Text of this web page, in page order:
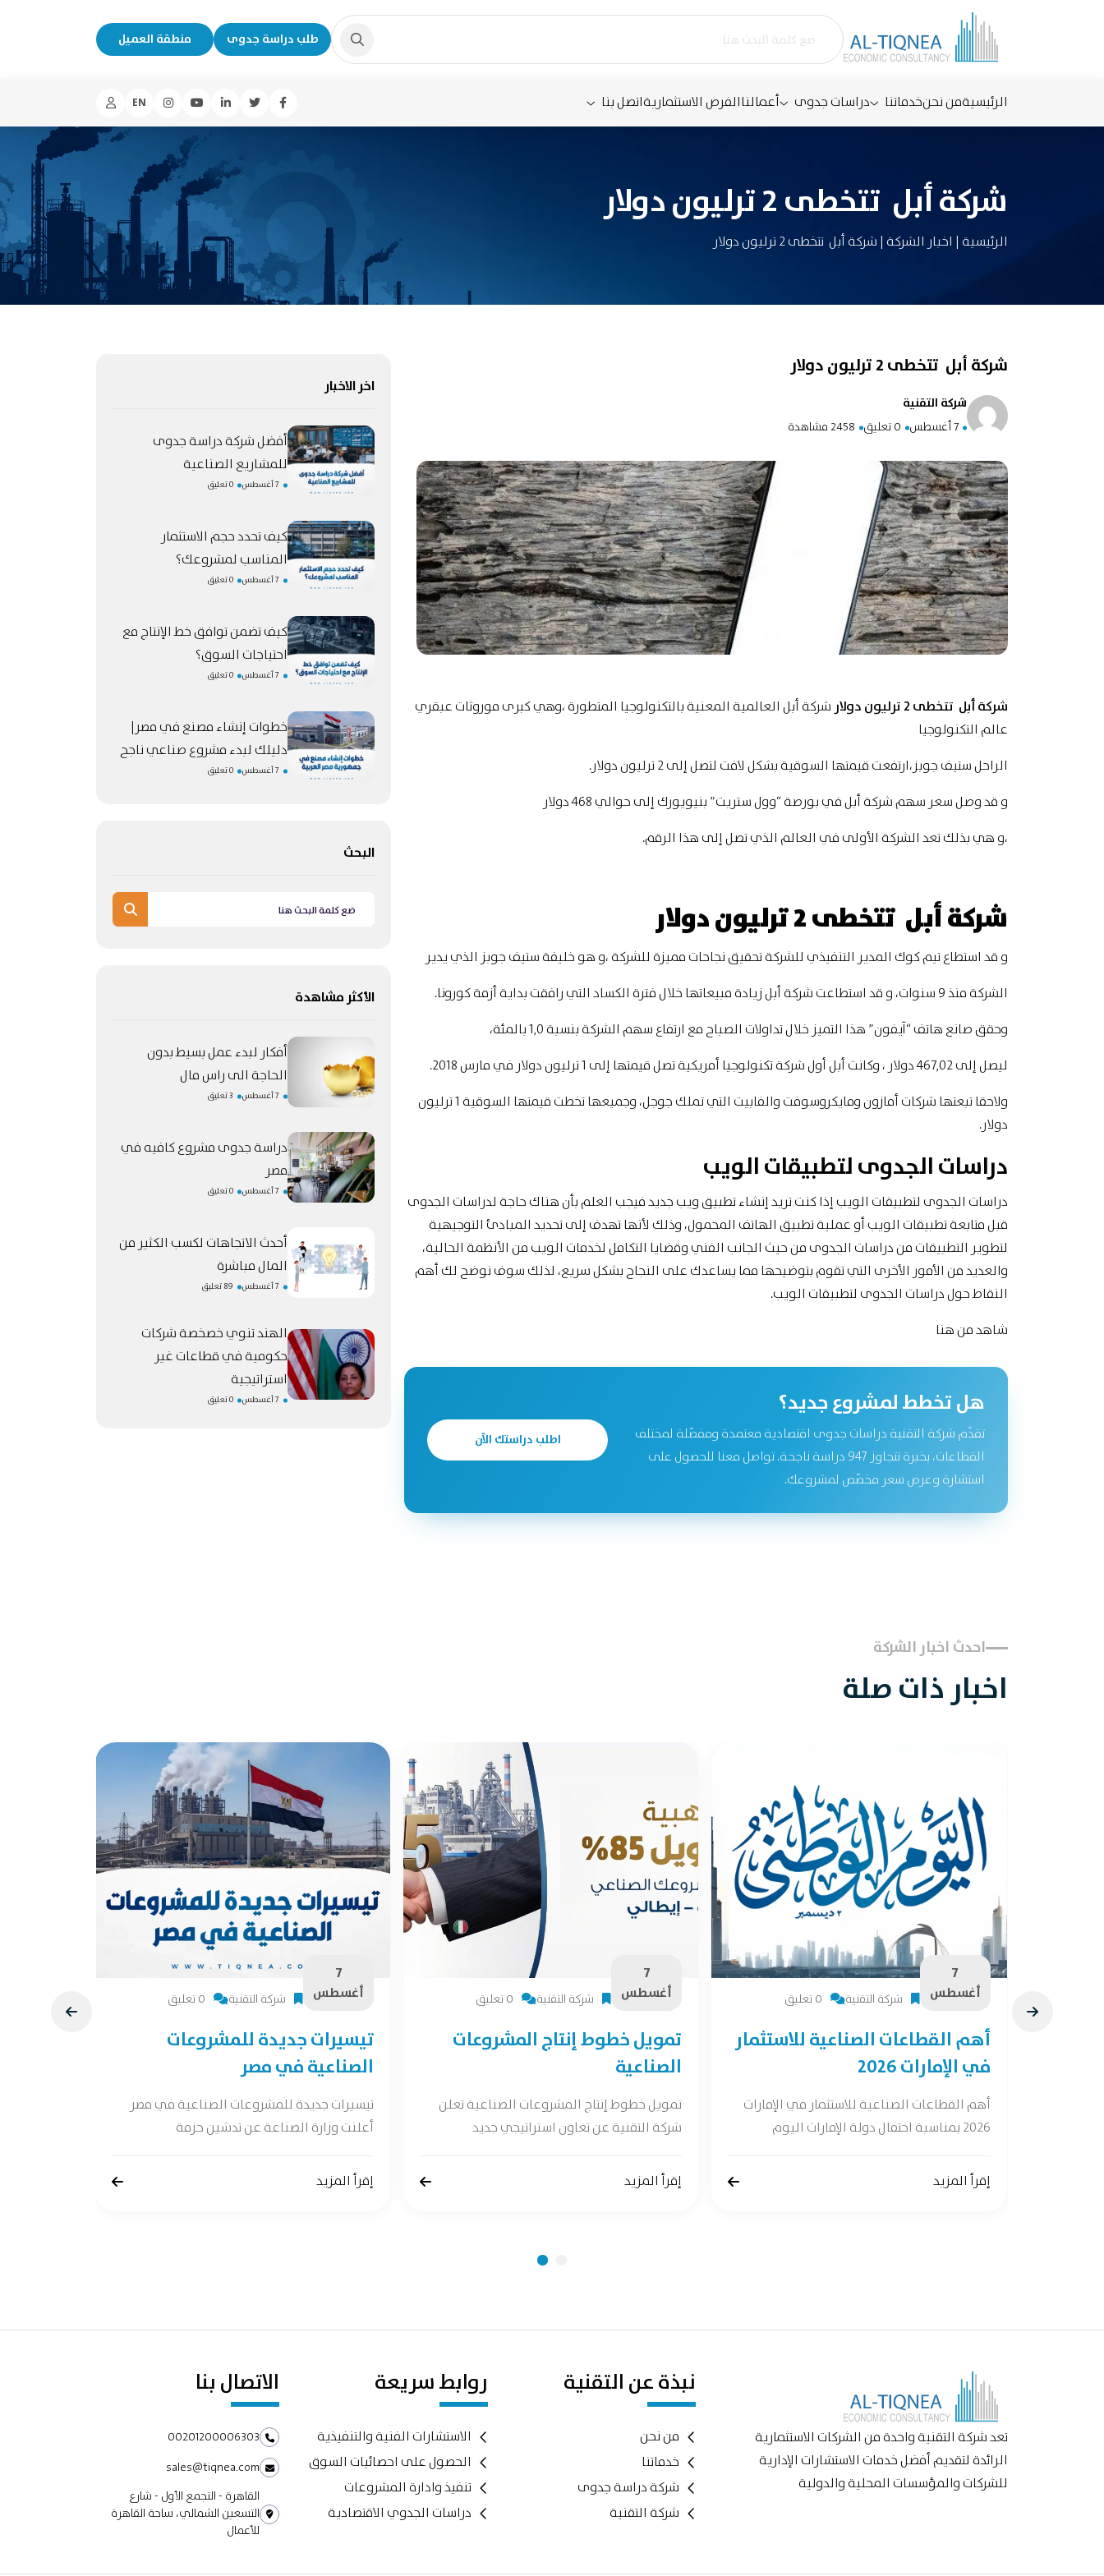
طلب دراسة جدوى منطقة العميل
الرئيسيةمن نحنخدماتنا دراسات جدوى أعمالناالفرص الاستثماريةاتصل بنا EN
شركة أبل تتخطى 2 ترليون دولار
الرئيسية | اخبار الشركة | شركة أبل تتخطى 2 ترليون دولار
شركة أبل تتخطى 2 ترليون دولار
شركة التقنية
7 أغسطس
0 تعليق 2458 مشاهدة
شركة أبل تتخطى 2 ترليون دولار
شركة أبل العالمية المعنية بالتكنولوجيا المتطورة ،وهي كبرى موروثات عبقري
عالم التكنولوجيا
الراحل ستيف جوبز،ارتفعت قيمتها السوقية بشكل لافت لتصل إلى 2 ترليون دولار.
و قد وصل سعر سهم شركة أبل في بورصة “وول ستريت” بنيويورك إلى حوالي 468 دولار
،و هي بذلك تعد الشركة الأولى في العالم الذي تصل إلى هذا الرقم.
شركة أبل تتخطى 2 ترليون دولار
و قد استطاع تيم كوك المدير التنفيذي للشركة تحقيق نجاحات مميزة للشركة ،و هو خليفة ستيف جوبز الذي يدير
الشركة منذ 9 سنوات، و قد استطاعت شركة أبل زيادة مبيعاتها خلال فترة الكساد التي رافقت بداية أزمة كورونا.
وحقق صانع هاتف “آيفون” هذا التميز خلال تداولات الصباح مع ارتفاع سهم الشركة بنسبة 1,0 بالمئة،
ليصل إلى 467,02 دولار ، وكانت أبل أول شركة تكنولوجيا أمريكية تصل قيمتها إلى 1 ترليون دولار في مارس 2018.
ولاحقا تبعتها شركات أمازون ومايكروسوفت والفابيت التي تملك جوجل، وجميعها تخطت قيمتها السوقية 1 ترليون
دولار.
دراسات الجدوى لتطبيقات الويب
دراسات الجدوى لتطبيقات الويب إذا كنت تريد إنشاء تطبيق ويب جديد فيجب العلم بأن هناك حاجة لدراسات الجدوى
قبل متابعة تطبيقات الويب أو عملية تطبيق الهاتف المحمول، وذلك لأنها تهدف إلى تحديد المبادئ التوجيهية
لتطوير التطبيقات من دراسات الجدوى من حيث الجانب الفني وقضايا التكامل لخدمات الويب من الأنظمة الحالية،
والعديد من الأمور الأخرى التي تقوم بتوضيحها مما يساعدك على النجاح بشكل سريع، لذلك سوف نوضح لك أهم
النقاط حول دراسات الجدوى لتطبيقات الويب.
شاهدمن هنا
هل تخطط لمشروع جديد؟
تقدّم شركة التقنية دراسات جدوى اقتصادية معتمدة ومفصّلة لمختلف
القطاعات، بخبرة تتجاوز 947 دراسة ناجحة. تواصل معنا للحصول على
استشارة وعرض سعر مخصّص لمشروعك.
اطلب دراستك الآن
اخر الاخبار
أفضل شركة دراسة جدوى
للمشاريع الصناعية
7 أغسطس 0 تعليق
كيف تحدد حجم الاستثمار
المناسب لمشروعك؟
7 أغسطس 0 تعليق
كيف تضمن توافق خط الإنتاج مع
احتياجات السوق؟
7 أغسطس 0 تعليق
خطوات إنشاء مصنع في مصر|
دليلك لبدء مشروع صناعي ناجح
7 أغسطس 0 تعليق
البحث
الأكثر مشاهدة
أفكار لبدء عمل بسيط بدون
الحاجة الى راس مال
7 أغسطس 3 تعليق
دراسة جدوى مشروع كافيه في
مصر
7 أغسطس 0 تعليق
أحدث الاتجاهات لكسب الكثير من
المال مباشرة
7 أغسطس 89 تعليق
الهند تنوي خصخصة شركات
حكومية في قطاعات غير
استراتيجية
7 أغسطس 0 تعليق
احدث اخبار الشركة
اخبار ذات صلة
7
أغسطس
شركة التقنية 0 تعليق
تيسيرات جديدة للمشروعات
الصناعية في مصر
تيسيرات جديدة للمشروعات الصناعية في مصر
أعلنت وزارة الصناعة عن تدشين حزمة
إقرأ المزيد
7
أغسطس
شركة التقنية 0 تعليق
تمويل خطوط إنتاج المشروعات
الصناعية
تمويل خطوط إنتاج المشروعات الصناعية تعلن
شركة التقنية عن تعاون استراتيجي جديد
إقرأ المزيد
7
أغسطس
شركة التقنية 0 تعليق
أهم القطاعات الصناعية للاستثمار
في الإمارات 2026
أهم القطاعات الصناعية للاستثمار في الإمارات
2026 بمناسبة احتفال دولة الإمارات اليوم
إقرأ المزيد
تعد شركة التقنية واحدة من الشركات الاستثمارية
الرائدة لتقديم أفضل خدمات الاستشارات الإدارية
للشركات والمؤسسات المحلية والدولية
نبذة عن التقنية
من نحن
خدماتنا
شركة دراسة جدوى
شركة التقنية
روابط سريعة
الاستشارات الفنية والتنفيذية
الحصول على احصائيات السوق
تنفيذ وادارة المشروعات
دراسات الجدوي الاقتصادية
الاتصال بنا
00201200006303
sales@tiqnea.com
القاهرة - التجمع الأول - شارع
التسعين الشمالي، ساحة القاهرة
للأعمال